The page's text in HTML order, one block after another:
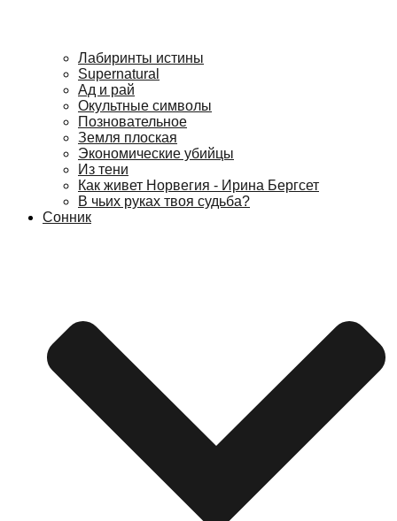
Лабиринты истины
Supernatural
Ад и рай
Окультные символы
Позновательное
Земля плоская
Экономические убийцы
Из тени
Как живет Норвегия - Ирина Бергсет
В чьих руках твоя судьба?
Сонник